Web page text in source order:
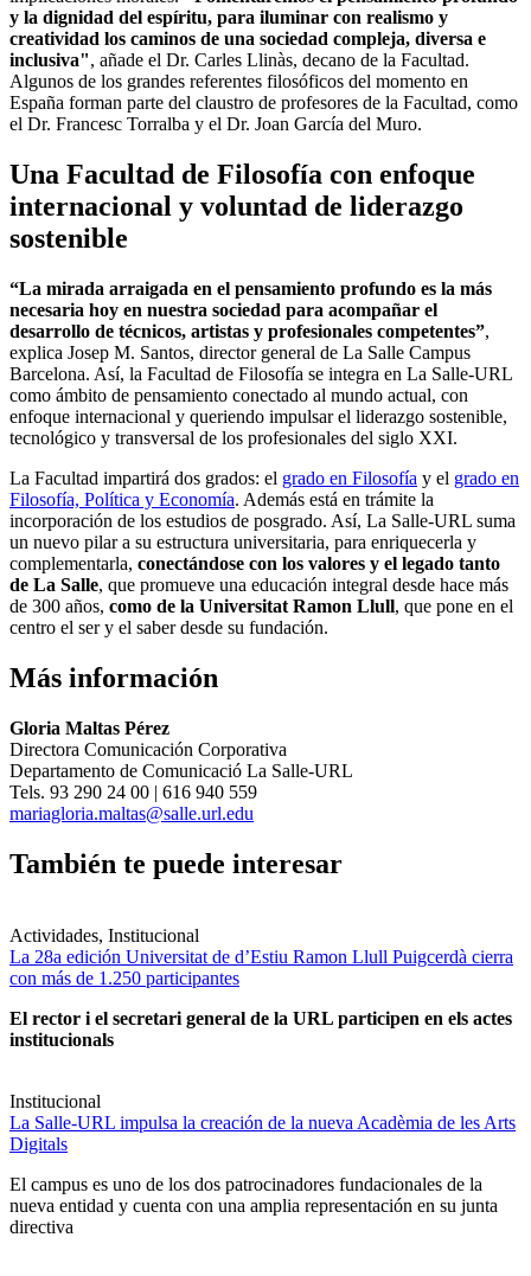
y la dignidad del espíritu, para iluminar con realismo y
creatividad los caminos de una sociedad compleja, diversa e
inclusiva", añade el Dr. Carles Llinàs, decano de la Facultad.
Algunos de los grandes referentes filosóficos del momento en
España forman parte del claustro de profesores de la Facultad, como
el Dr. Francesc Torralba y el Dr. Joan García del Muro.
Una Facultad de Filosofía con enfoque
internacional y voluntad de liderazgo
sostenible
“La mirada arraigada en el pensamiento profundo es la más
necesaria hoy en nuestra sociedad para acompañar el
desarrollo de técnicos, artistas y profesionales competentes”,
explica Josep M. Santos, director general de La Salle Campus
Barcelona. Así, la Facultad de Filosofía se integra en La Salle-URL
como ámbito de pensamiento conectado al mundo actual, con
enfoque internacional y queriendo impulsar el liderazgo sostenible,
tecnológico y transversal de los profesionales del siglo XXI.
La Facultad impartirá dos grados: el grado en Filosofía y el grado en
Filosofía, Política y Economía. Además está en trámite la
incorporación de los estudios de posgrado. Así, La Salle-URL suma
un nuevo pilar a su estructura universitaria, para enriquecerla y
complementarla, conectándose con los valores y el legado tanto
de La Salle, que promueve una educación integral desde hace más
de 300 años, como de la Universitat Ramon Llull, que pone en el
centro el ser y el saber desde su fundación.
Más información
Gloria Maltas Pérez
Directora Comunicación Corporativa
Departamento de Comunicació La Salle-URL
Tels. 93 290 24 00 | 616 940 559
mariagloria.maltas@salle.url.edu
También te puede interesar
Actividades, Institucional
La 28a edición Universitat de d’Estiu Ramon Llull Puigcerdà cierra
con más de 1.250 participantes
El rector i el secretari general de la URL participen en els actes
institucionals
Institucional
La Salle-URL impulsa la creación de la nueva Acadèmia de les Arts
Digitals
El campus es uno de los dos patrocinadores fundacionales de la
nueva entidad y cuenta con una amplia representación en su junta
directiva